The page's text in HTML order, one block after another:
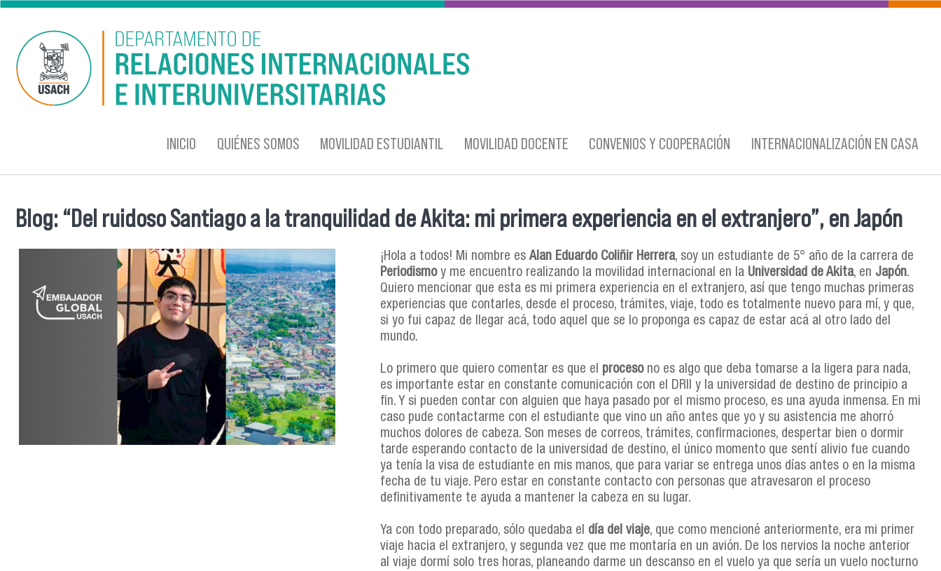
Pasar al contenido principal
INICIO QUIÉNES SOMOS MOVILIDAD ESTUDIANTIL MOVILIDAD DOCENTE CONVENIOS Y COOPERACIÓN INTERNACIONALIZACIÓN EN CASA
Se encuentra usted aquí
Blog: “Del ruidoso Santiago a la tranquilidad de Akita: mi primera experiencia en el extranjero”, en Japón
¡Hola a todos! Mi nombre es Alan Eduardo Coliñir Herrera, soy un estudiante de 5° año de la carrera de
Periodismo y me encuentro realizando la movilidad internacional en la Universidad de Akita, en Japón.
Quiero mencionar que esta es mi primera experiencia en el extranjero, así que tengo muchas primeras
experiencias que contarles, desde el proceso, trámites, viaje, todo es totalmente nuevo para mí, y que,
si yo fui capaz de llegar acá, todo aquel que se lo proponga es capaz de estar acá al otro lado del
mundo.
Lo primero que quiero comentar es que el procesono es algo que deba tomarse a la ligera para nada,
es importante estar en constante comunicación con el DRII y la universidad de destino de principio a
fin. Y si pueden contar con alguien que haya pasado por el mismo proceso, es una ayuda inmensa. En mi
caso pude contactarme con el estudiante que vino un año antes que yo y su asistencia me ahorró
muchos dolores de cabeza. Son meses de correos, trámites, confirmaciones, despertar bien o dormir
tarde esperando contacto de la universidad de destino, el único momento que sentí alivio fue cuando
ya tenía la visa de estudiante en mis manos, que para variar se entrega unos días antes o en la misma
fecha de tu viaje. Pero estar en constante contacto con personas que atravesaron el proceso
definitivamente te ayuda a mantener la cabeza en su lugar.
Ya con todo preparado, sólo quedaba el día del viaje, que como mencioné anteriormente, era mi primer
viaje hacia el extranjero, y segunda vez que me montaría en un avión. De los nervios la noche anterior
al viaje dormí solo tres horas, planeando darme un descanso en el vuelo ya que sería un vuelo nocturno